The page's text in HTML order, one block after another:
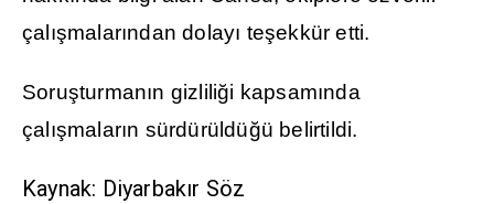
çal ışmalarından dolayı teşekkür etti.
Soruşturmanın gizliliği kapsamında
çal ışmaların sürdürüldüğü belirtildi.
Kaynak: Diyarbakır Söz